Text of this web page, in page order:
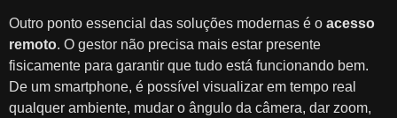
Outro ponto essencial das soluções modernas é o acesso
remoto. O gestor não precisa mais estar presente
fisicamente para garantir que tudo está funcionando bem.
De um smartphone, é possível visualizar em tempo real
qualquer ambiente, mudar o ângulo da câmera, dar zoom,